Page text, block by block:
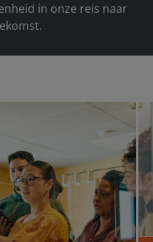
in onze reis naar